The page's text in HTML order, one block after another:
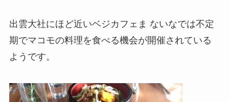
出雲大社にほど近いベジカフェま ないなでは不定
期でマコモの料理を食べる機会が開催されている
ようです。